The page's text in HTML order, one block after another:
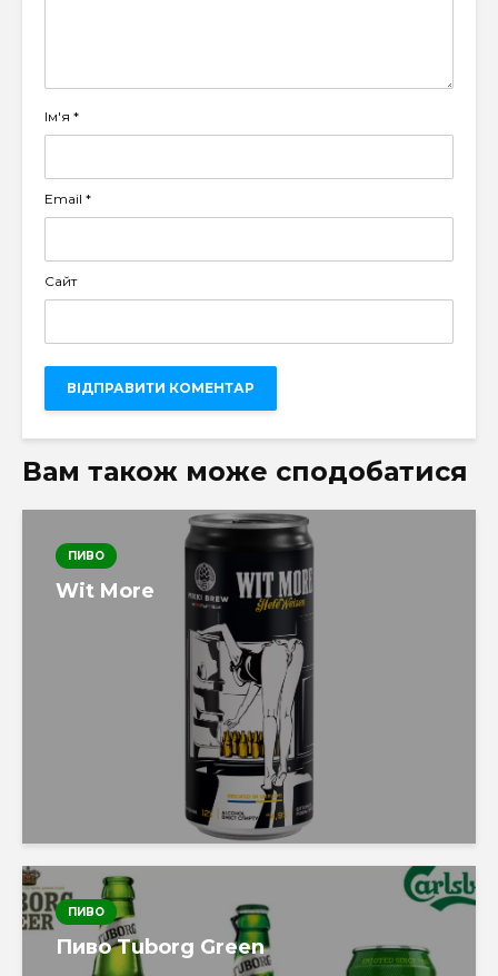
Ім'я *
Email *
Сайт
Вам також може сподобатися
ПИВО
Wit More
ПИВО
Пиво Tuborg Green